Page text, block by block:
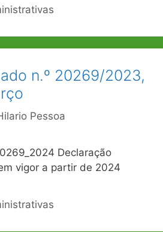
n.º 20269/2023,
Pessoa
Declaração
vigor a partir de 2024